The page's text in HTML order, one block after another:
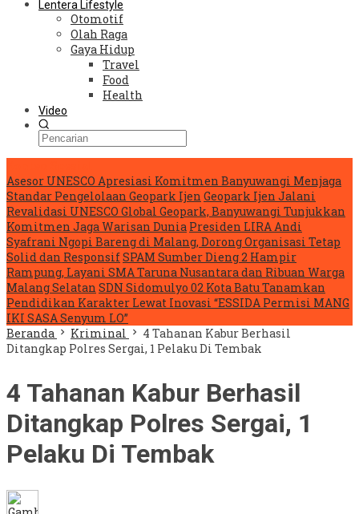
Lentera Lifestyle
Otomotif
Olah Raga
Gaya Hidup
Travel
Food
Health
Video
Asesor UNESCO Apresiasi Komitmen Banyuwangi Menjaga
Standar Pengelolaan Geopark Ijen Geopark Ijen Jalani
Revalidasi UNESCO Global Geopark, Banyuwangi Tunjukkan
Komitmen Jaga Warisan Dunia Presiden LIRA Andi
Syafrani Ngopi Bareng di Malang, Dorong Organisasi Tetap
Solid dan ResponsifSPAM Sumber Dieng 2 Hampir
Rampung, Layani SMA Taruna Nusantara dan Ribuan Warga
Malang Selatan SDN Sidomulyo 02 Kota Batu Tanamkan
Pendidikan Karakter Lewat Inovasi “ESSIDA Permisi MANG
IKI SASA Senyum LO”
Beranda
Kriminal
4 Tahanan Kabur Berhasil
Ditangkap Polres Sergai, 1 Pelaku Di Tembak
4 Tahanan Kabur Berhasil
Ditangkap Polres Sergai, 1
Pelaku Di Tembak